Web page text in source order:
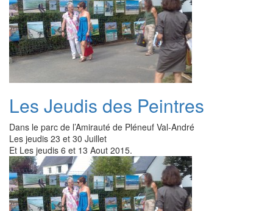
Les Jeudis des Peintres
Dans le parc de l’Amirauté de Pléneuf Val-André
Les jeudis 23 et 30 Juillet
Et Les jeudis 6 et 13 Aout 2015.